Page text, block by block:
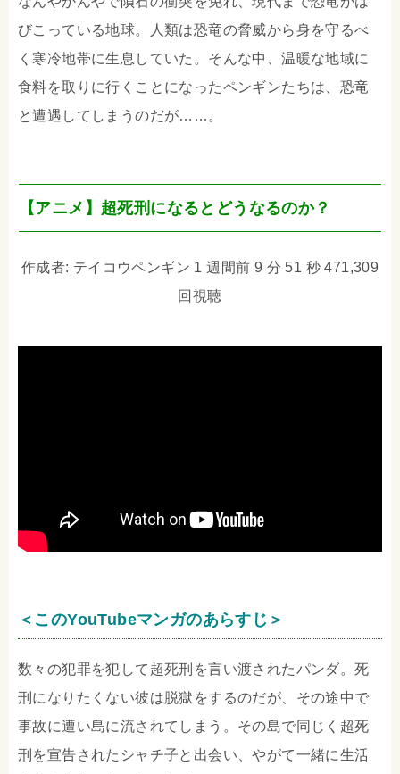
びこっている地球。人類は恐竜の脅威から身を守るべ
く寒冷地帯に生息していた。そんな中、温暖な地域に
食料を取りに行くことになったペンギンたちは、恐竜
と遭遇してしまうのだが……。
【アニメ】超死刑になるとどうなるのか？
作成者: テイコウペンギン 1 週間前 9 分 51 秒 471,309
回視聴
＜このYouTubeマンガのあらすじ＞
数々の犯罪を犯して超死刑を言い渡されたパンダ。死
刑になりたくない彼は脱獄をするのだが、その途中で
事故に遭い島に流されてしまう。その島で同じく超死
刑を宣告されたシャチ子と出会い、やがて一緒に生活